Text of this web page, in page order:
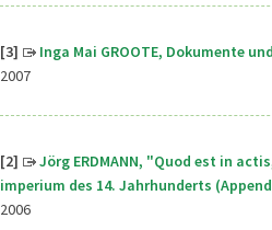
[3]
Inga Mai GROOTE, Dokumente
2007
[2]
Jörg ERDMANN, "Quod est in
imperium des 14. Jahrhunderts
2006